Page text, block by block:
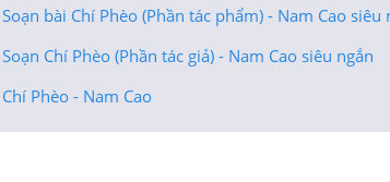
Soạn bài Chí Phèo (Phần tác phẩm) - Nam Cao siêu
Soạn Chí Phèo (Phần tác giả) - Nam Cao siêu ngắn
Chí Phèo - Nam Cao